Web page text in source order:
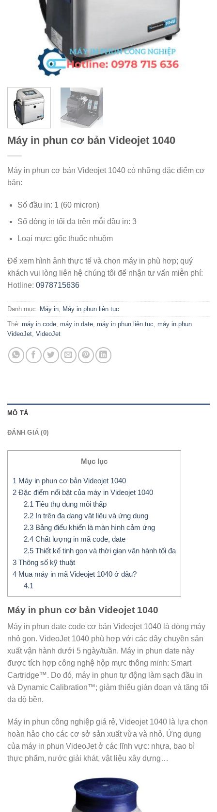
Máy in phun cơ bản Videojet 1040
Máy in phun cơ bản Videojet 1040 có những đặc điểm cơ
bản:
Số đầu in: 1 (60 micron)
Số dòng in tối đa trên mỗi đầu in: 3
Loại mực: gốc thuốc nhuộm
Để xem hình ảnh thực tế và chọn máy in phù hơp; quý
khách vui lòng liên hệ chúng tôi để nhận tư vấn miễn phí:
Hotline: 0978715636
Danh mục: Máy in Máy in phun liên tục
Thẻ: máy in code máy in date máy in phun liên tục máy in phun
VideoJet VideoJet
MÔ TẢ
ĐÁNH GIÁ (0)
Mục lục
1 Máy in phun cơ bản Videojet 1040
2 Đặc điểm nổi bật của máy in Videojet 1040
2.1 Tiêu thụ dung môi thấp
2.2In trên đa dạng vật liệu và ứng dụng
2.3Bảng điểu khiển là màn hình cảm ứng
2.4Chất lượng in mã code, date
2.5Thiết kế tinh gọn và thời gian vận hành tối đa
3 Thông số kỹ thuật
4 Mua máy in mã Videojet 1040 ở đâu?
4.1
Máy in phun cơ bản Videojet 1040
Máy in phun date code cơ bản Videojet 1040 là dòng máy
nhỏ gọn. VideoJet 1040 phù hợp với các dây chuyền sản
xuất vận hành dưới 5 ngày/tuần. Máy in phun date này
được tích hợp công nghệ hộp mực thông minh: Smart
Cartridge™. Do đó, máy in phun tự động làm sạch đầu in
và Dynamic Calibration™; giảm thiểu gián đoạn và tăng tối
đa độ bền.
Máy in phun công nghiệp giá rẻ, Videojet 1040 là lựa chọn
hoàn hảo cho các cơ sở sản xuất vừa và nhỏ. Ứng dụng
của máy in phun VideoJet ở các lĩnh vực: nhựa, bao bì
thực phẩm, nước giải khát, vật liệu xây dựng…